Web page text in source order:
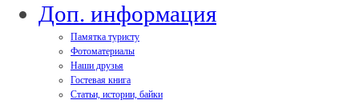
Доп. информация
Памятка туристу
Фотоматериалы
Наши друзья
Гостевая книга
Статьи, истории, байки